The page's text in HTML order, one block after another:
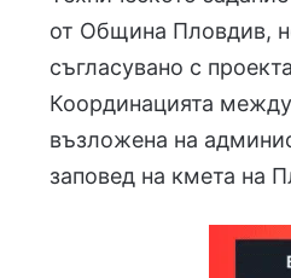
от Община Пловдив,
съгласувано с
Координацията
възложена на
заповед на кмета на